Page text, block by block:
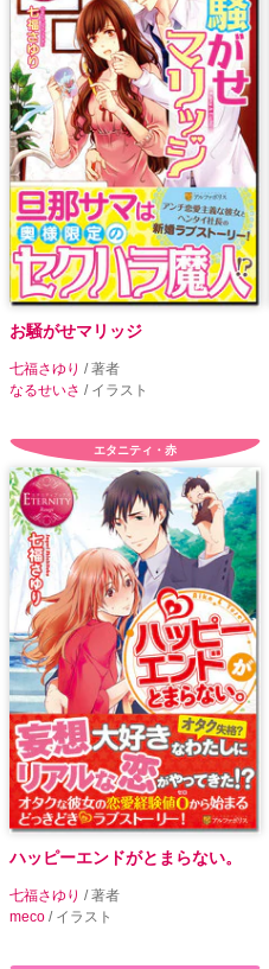
お騒がせマリッジ
七福さゆり / 著者
なるせいさ / イラスト
エタニティ・赤
ハッピーエンドがとまらない。
七福さゆり / 著者
meco / イラスト